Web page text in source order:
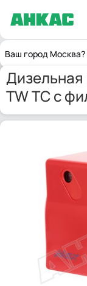
Ваш город Москва?
Главная
Дизельная
TW TC с